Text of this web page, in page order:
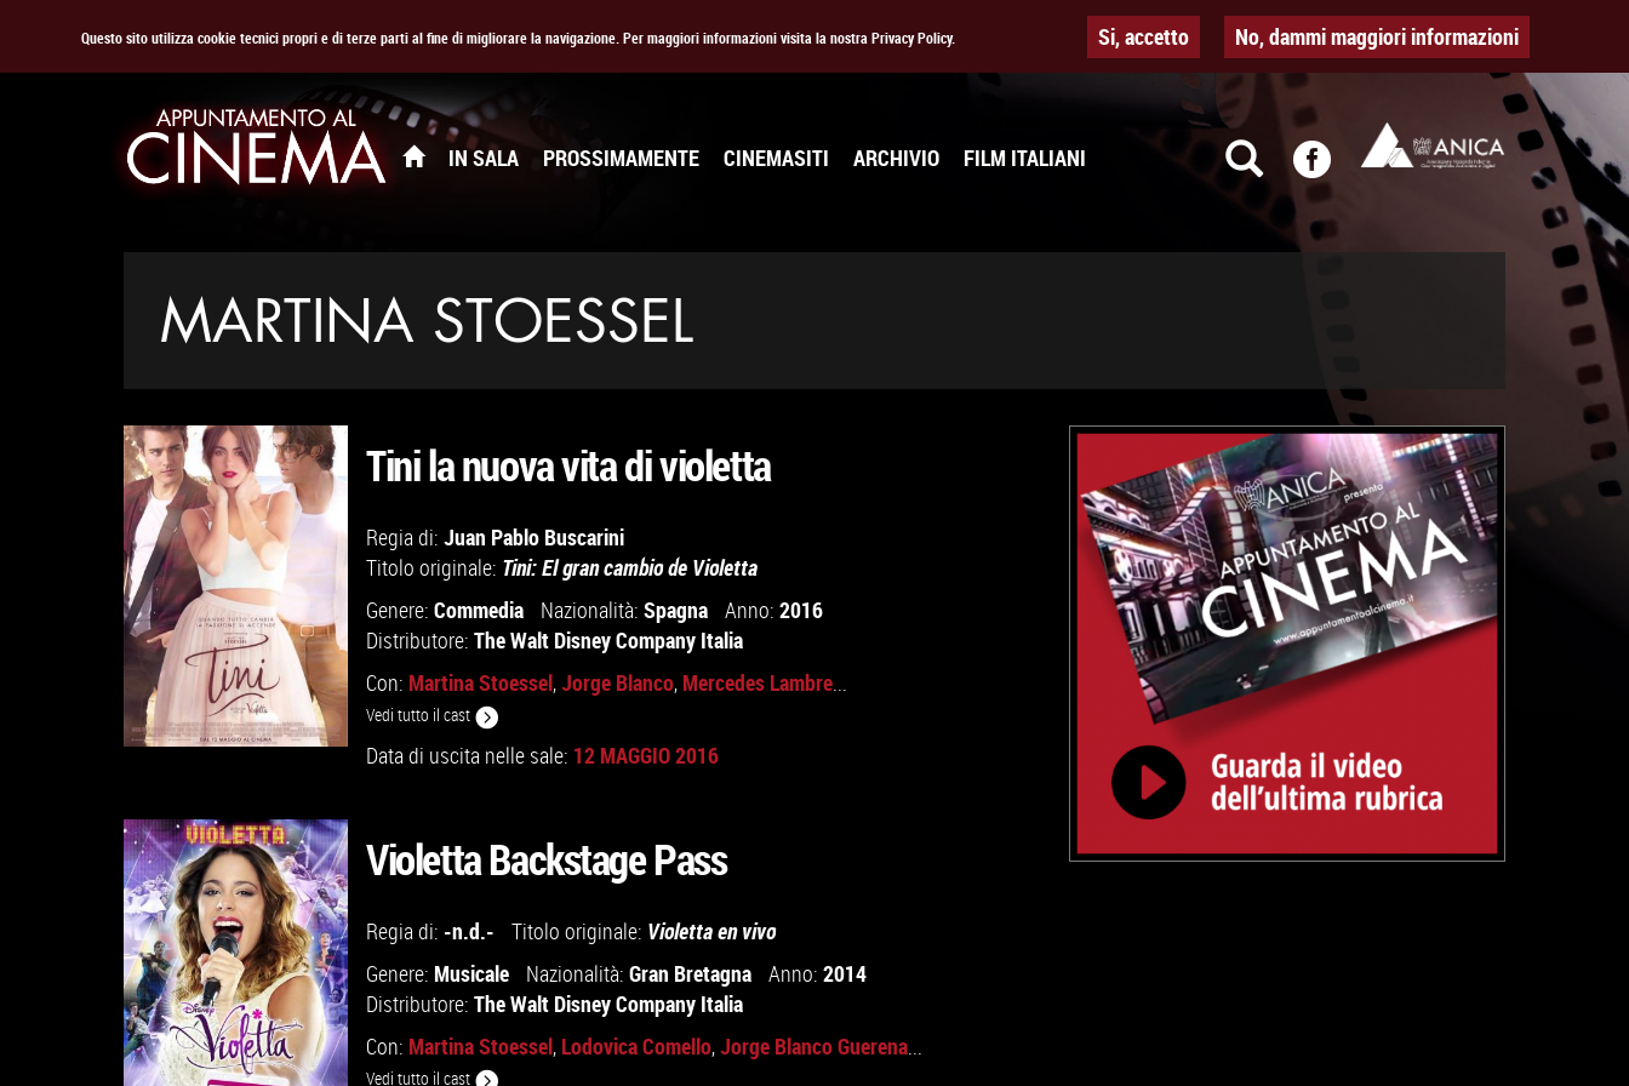
Questo sito utilizza cookie tecnici propri e di terze parti al fine di migliorare la navigazione. Per maggiori informazioni visita la nostra Privacy Policy. Si, accetto No, dammi maggiori informazioni
IN SALA PROSSIMAMENTE CINEMASITI ARCHIVIO FILM ITALIANI
MARTINA STOESSEL
GUARDA IL TRAILER
VAI ALLA SCHEDA
Tini la nuova vita di violetta
Regia di: Juan Pablo Buscarini
Titolo originale: Tini: El gran cambio de Violetta
Genere: Commedia Nazionalità: Spagna Anno: 2016
Distributore: The Walt Disney Company Italia
Con: Martina Stoessel,Jorge Blanco, Mercedes Lambre...
Vedi tutto il cast
Data di uscita nelle sale: 12 MAGGIO 2016
Violetta Backstage Pass
Regia di: -n.d.- Titolo originale: Violetta en vivo
Genere: Musicale Nazionalità: Gran Bretagna Anno: 2014
Distributore: The Walt Disney Company Italia
Con: Martina Stoessel, Lodovica Comello,Jorge Blanco Guerena...
Vedi tutto il cast